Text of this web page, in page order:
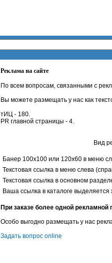
Реклама на сайте
По всем вопросам, связанными с
Вы можете размещать у нас как
тИЦ - 180.
PR главной страницы - 4.
Вид
Банер 100х100 или 120х60 в меню
Текстовая ссылка в меню слева
Текстовая ссылка в основном
Ваша ссылка в каталоге
При заказе более одной рекламной
Особо выгодно размещать у нас
Задать вопрос online